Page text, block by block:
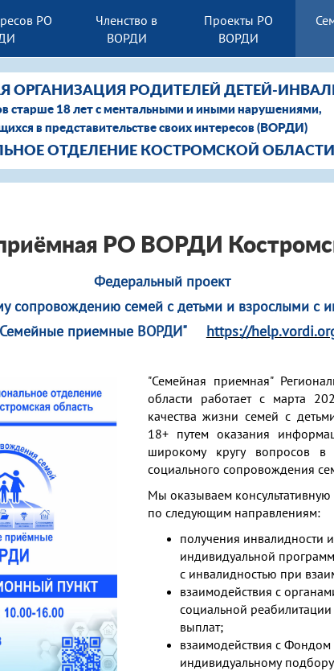
РО
Членство в
ВОРДИ
Проекты РО
ВОРДИ
ОРГАНИЗАЦИЯ РОДИТЕЛЕЙ ДЕТЕЙ-
старше 18 лет с ментальными и иными нарушениями,
в представительстве своих интересов (ВОРДИ)
ОТДЕЛЕНИЕ КОСТРОМСКОЙ ОБЛАСТИ
"Семейная приемная"
области работает с марта
качества жизни семей с
18+ путем оказания
широкому кругу вопросов в
социального сопровождения
Мы оказываем
по следующим направлениям:
получения инвалидности
индивидуальной
с инвалидностью при
взаимодействия с
социальной
выплат;
взаимодействия с Фондом
индивидуальному
РО ВОРДИ
Федеральный проект
сопровождению семей с детьми и взрослыми с
приемные ВОРДИ"
https://